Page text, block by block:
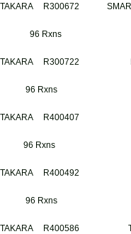
TAKARA R300672
96 Rxns
TAKARA R300722
96 Rxns
TAKARA R400407
96 Rxns
TAKARA R400492
96 Rxns
TAKARA R400586